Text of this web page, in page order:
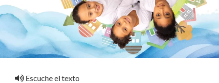
Escuche el texto